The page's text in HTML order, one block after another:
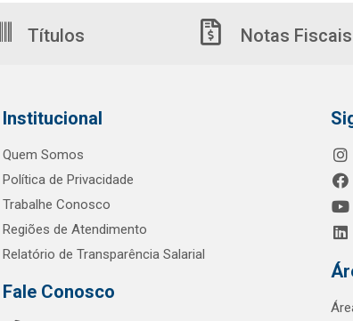
Títulos Notas Fiscais
Institucional
Quem Somos
Política de Privacidade
Trabalhe Conosco
Regiões de Atendimento
Relatório de Transparência Salarial
Fale Conosco